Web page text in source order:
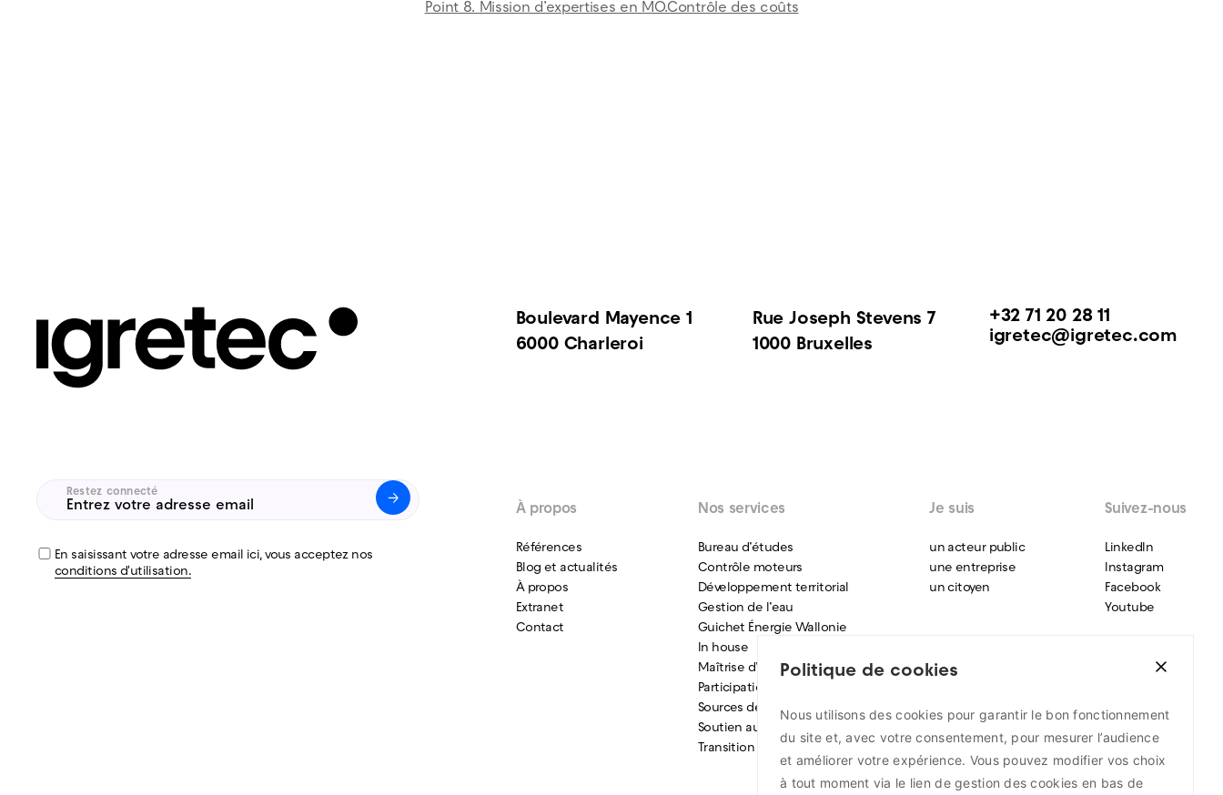
Point 8. Mission d’expertises en MO.Contrôle des coûts
Boulevard Mayence 1
6000 Charleroi
Rue Joseph Stevens 7
1000 Bruxelles
+32 71 20 28 11
igretec@igretec.com
Restez connecté
Untitled(Nécessaire)
En saisissant votre adresse email ici, vous acceptez nos
conditions d'utilisation.
À propos
Références
Blog et actualités
À propos
Extranet
Contact
Nos services
Bureau d’études
Contrôle moteurs
Développement territorial
Gestion de l’eau
Guichet Énergie Wallonie
In house
Maîtrise d’ouvrage
Participation citoyenne
Sources de financement
Soutien aux entreprises
Transition énergétique
Je suis
un acteur public
une entreprise
un citoyen
Suivez-nous
LinkedIn
Instagram
Facebook
Youtube
Politique de cookies
Nous utilisons des cookies pour garantir le bon fonctionnement
du site et, avec votre consentement, pour mesurer l’audience
et améliorer votre expérience. Vous pouvez modifier vos choix
à tout moment via le lien de gestion des cookies en bas de